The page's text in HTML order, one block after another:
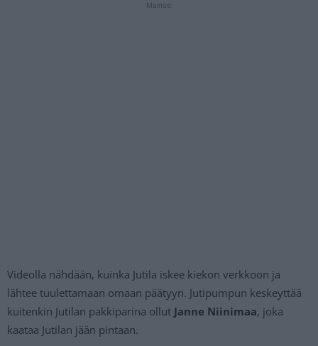
Mainos:
Videolla nähdään, kuinka Jutila iskee kiekon verkkoon ja
lähtee tuulettamaan omaan päätyyn. Jutipumpun keskeyttää
kuitenkin Jutilan pakkiparina ollut Janne Niinimaa, joka
kaataa Jutilan jään pintaan.